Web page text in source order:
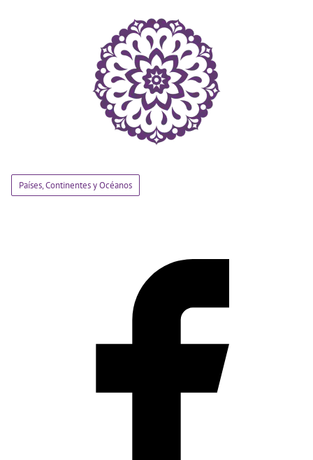
Países, Continentes y Océanos